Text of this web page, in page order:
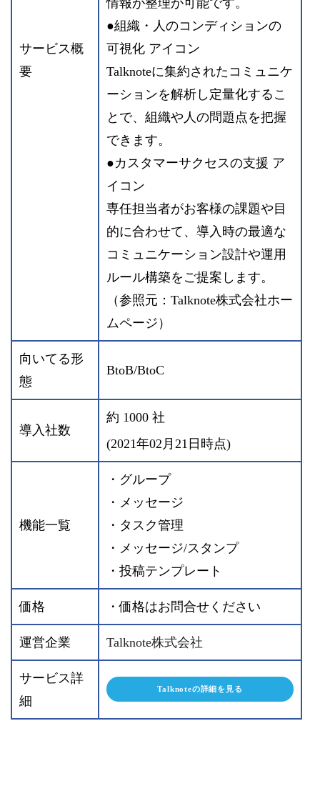
サービス概
要
●組織・人のコンディションの
可視化 アイコン
Talknoteに集約されたコミュニケ
ーションを解析し定量化するこ
とで、組織や人の問題点を把握
できます。
●カスタマーサクセスの支援 ア
イコン
専任担当者がお客様の課題や目
的に合わせて、導入時の最適な
コミュニケーション設計や運用
ルール構築をご提案します。
（参照元：Talknote株式会社ホー
ムページ）
向いてる形
態
BtoB/BtoC
導入社数
約 1000 社
(2021年02月21日時点)
機能一覧
・グループ
・メッセージ
・タスク管理
・メッセージ/スタンプ
・投稿テンプレート
価格 ・価格はお問合せください
運営企業 Talknote株式会社
サービス詳
細
Talknoteの詳細を見る